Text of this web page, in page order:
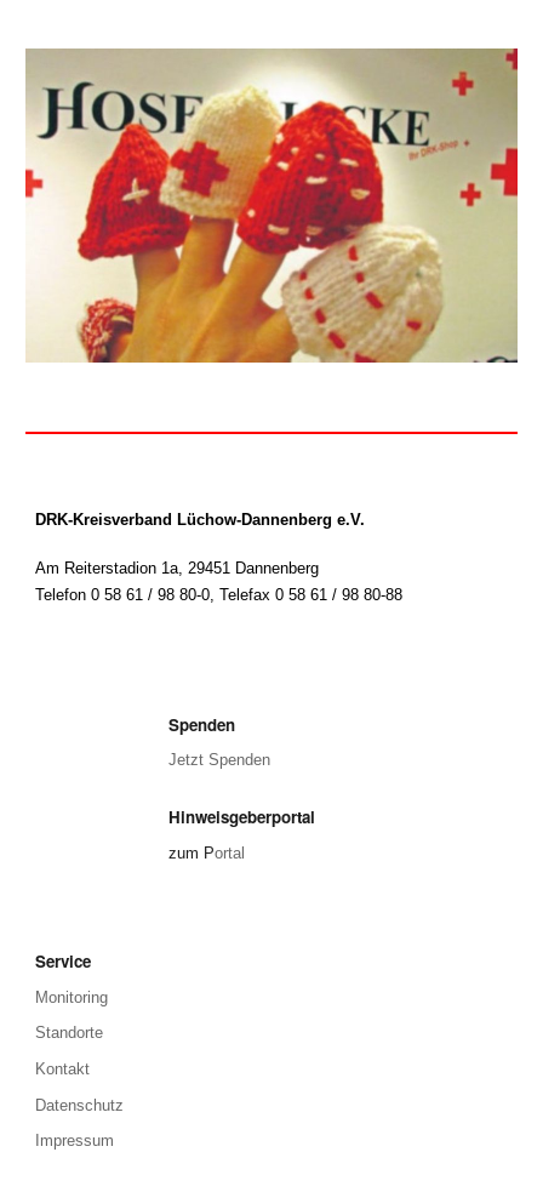
DRK-Kreisverband Lüchow-Dannenberg e.V.
Am Reiterstadion 1a, 29451 Dannenberg
Telefon 0 58 61 / 98 80-0,Telefax 0 58 61 / 98 80-88
Spenden
Jetzt Spenden
Hinweisgeberportal
zum Portal
Service
Monitoring
Standorte
Kontakt
Datenschutz
Impressum